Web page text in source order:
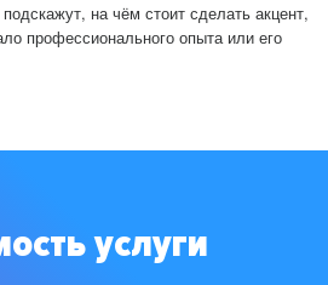
на чём стоит сделать акцент,
профессионального опыта или его
услуги